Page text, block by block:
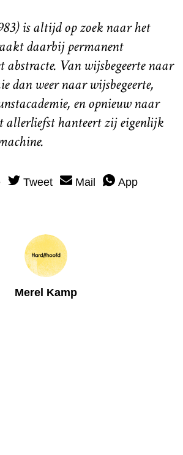
is altijd op zoek naar het
daarbij permanent
abstracte. Van wijsbegeerte naar
dan weer naar wijsbegeerte,
en opnieuw naar
allerliefst hanteert zij eigenlijk
Tweet Mail App
Merel Kamp